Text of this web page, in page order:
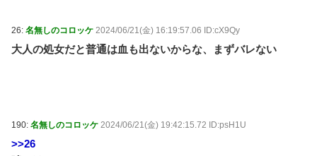
26: 名無しのコロッケ 2024/06/21(金) 16:19:57.06 ID:cX9Qy
大人の処女だと普通は血も出ないからな、まずバレない
190: 名無しのコロッケ 2024/06/21(金) 19:42:15.72 ID:psH1U
>>26